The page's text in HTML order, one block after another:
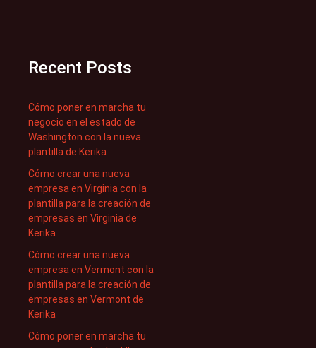
Recent Posts
Cómo poner en marcha tu
negocio en el estado de
Washington con la nueva
plantilla de Kerika
Cómo crear una nueva
empresa en Virginia con la
plantilla para la creación de
empresas en Virginia de
Kerika
Cómo crear una nueva
empresa en Vermont con la
plantilla para la creación de
empresas en Vermont de
Kerika
Cómo poner en marcha tu